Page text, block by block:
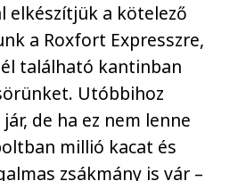
elkészítjük a kötelező
a Roxfort Expresszre,
található kantinban
Utóbbihoz
de ha ez nem lenne
millió kacat és
zsákmány is vár –